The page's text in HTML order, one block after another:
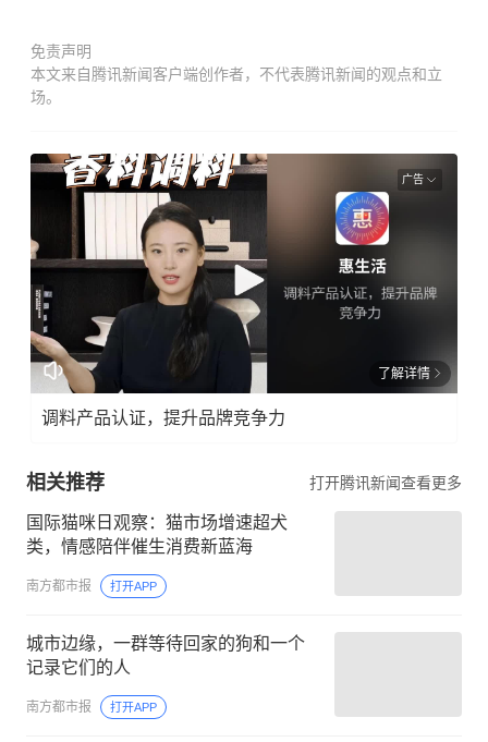
免责声明
本文来自腾讯新闻客户端创作者，不代表腾讯新闻的观点和立
场。
广告
了解详情
调料产品认证，提升品牌竞争力
相关推荐 打开腾讯新闻查看更多
国际猫咪日观察：猫市场增速超犬
类，情感陪伴催生消费新蓝海
南方都市报 打开APP
城市边缘，一群等待回家的狗和一个
记录它们的人
南方都市报 打开APP